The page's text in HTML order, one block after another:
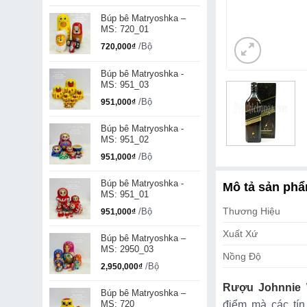
Búp bê Matryoshka –
MS: 720_01
720,000₫ /Bộ
Búp bê Matryoshka -
MS: 951_03
951,000₫ /Bộ
Búp bê Matryoshka -
MS: 951_02
951,000₫ /Bộ
Búp bê Matryoshka -
MS: 951_01
951,000₫ /Bộ
Búp bê Matryoshka –
MS: 2950_03
2,950,000₫ /Bộ
Búp bê Matryoshka –
MS: 720
Mô tả sản
Thương Hiệu
Xuất Xứ
Nồng Độ
Rượu Johnnie